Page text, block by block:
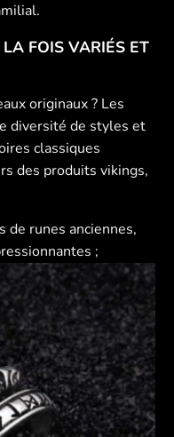
FOIS VARIÉS ET
originaux ? Les
diversité de styles et
classiques
des produits vikings,
de runes anciennes,
;